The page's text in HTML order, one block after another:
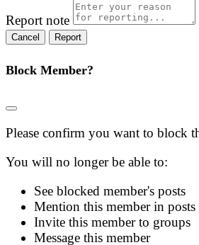
Report note
Report
Block Member?
Please confirm you want to block
You will no longer be able to:
See blocked member's posts
Mention this member in posts
Invite this member to groups
Message this member